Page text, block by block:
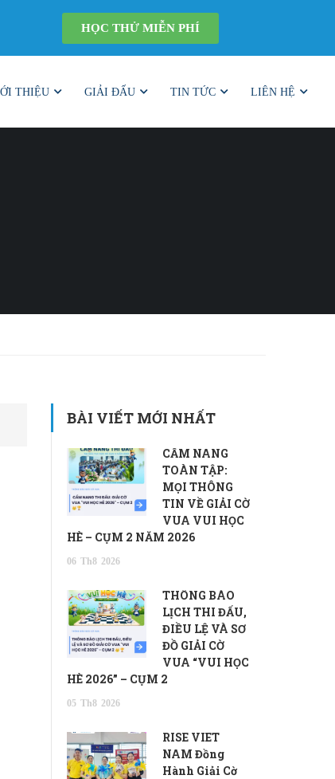
HỌC THỬ MIỄN PHÍ
THIỆU GIẢI ĐẤU TIN TỨC LIÊN HỆ
BÀI VIẾT MỚI NHẤT
CẨM NANG
TOÀN TẬP:
MỌI THÔNG
TIN VỀ GIẢI CỜ
VUA VUI HỌC
HÈ – CỤM 2 NĂM 2026
06 Th8 2026
THÔNG BÁO
LỊCH THI ĐẤU,
ĐIỀU LỆ VÀ SƠ
ĐỒ GIẢI CỜ
VUA “VUI HỌC
HÈ 2026” – CỤM 2
05 Th8 2026
RISE VIET
NAM Đồng
Hành Giải Cờ